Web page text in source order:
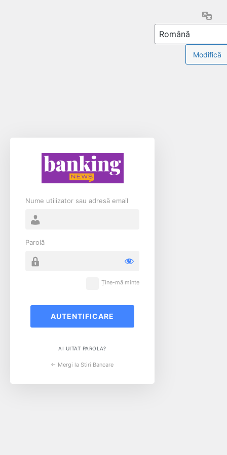
Nume utilizator sau adresă email
Parolă
Ține-mă minte
AI UITAT PAROLA?
← Mergi la Stiri Bancare